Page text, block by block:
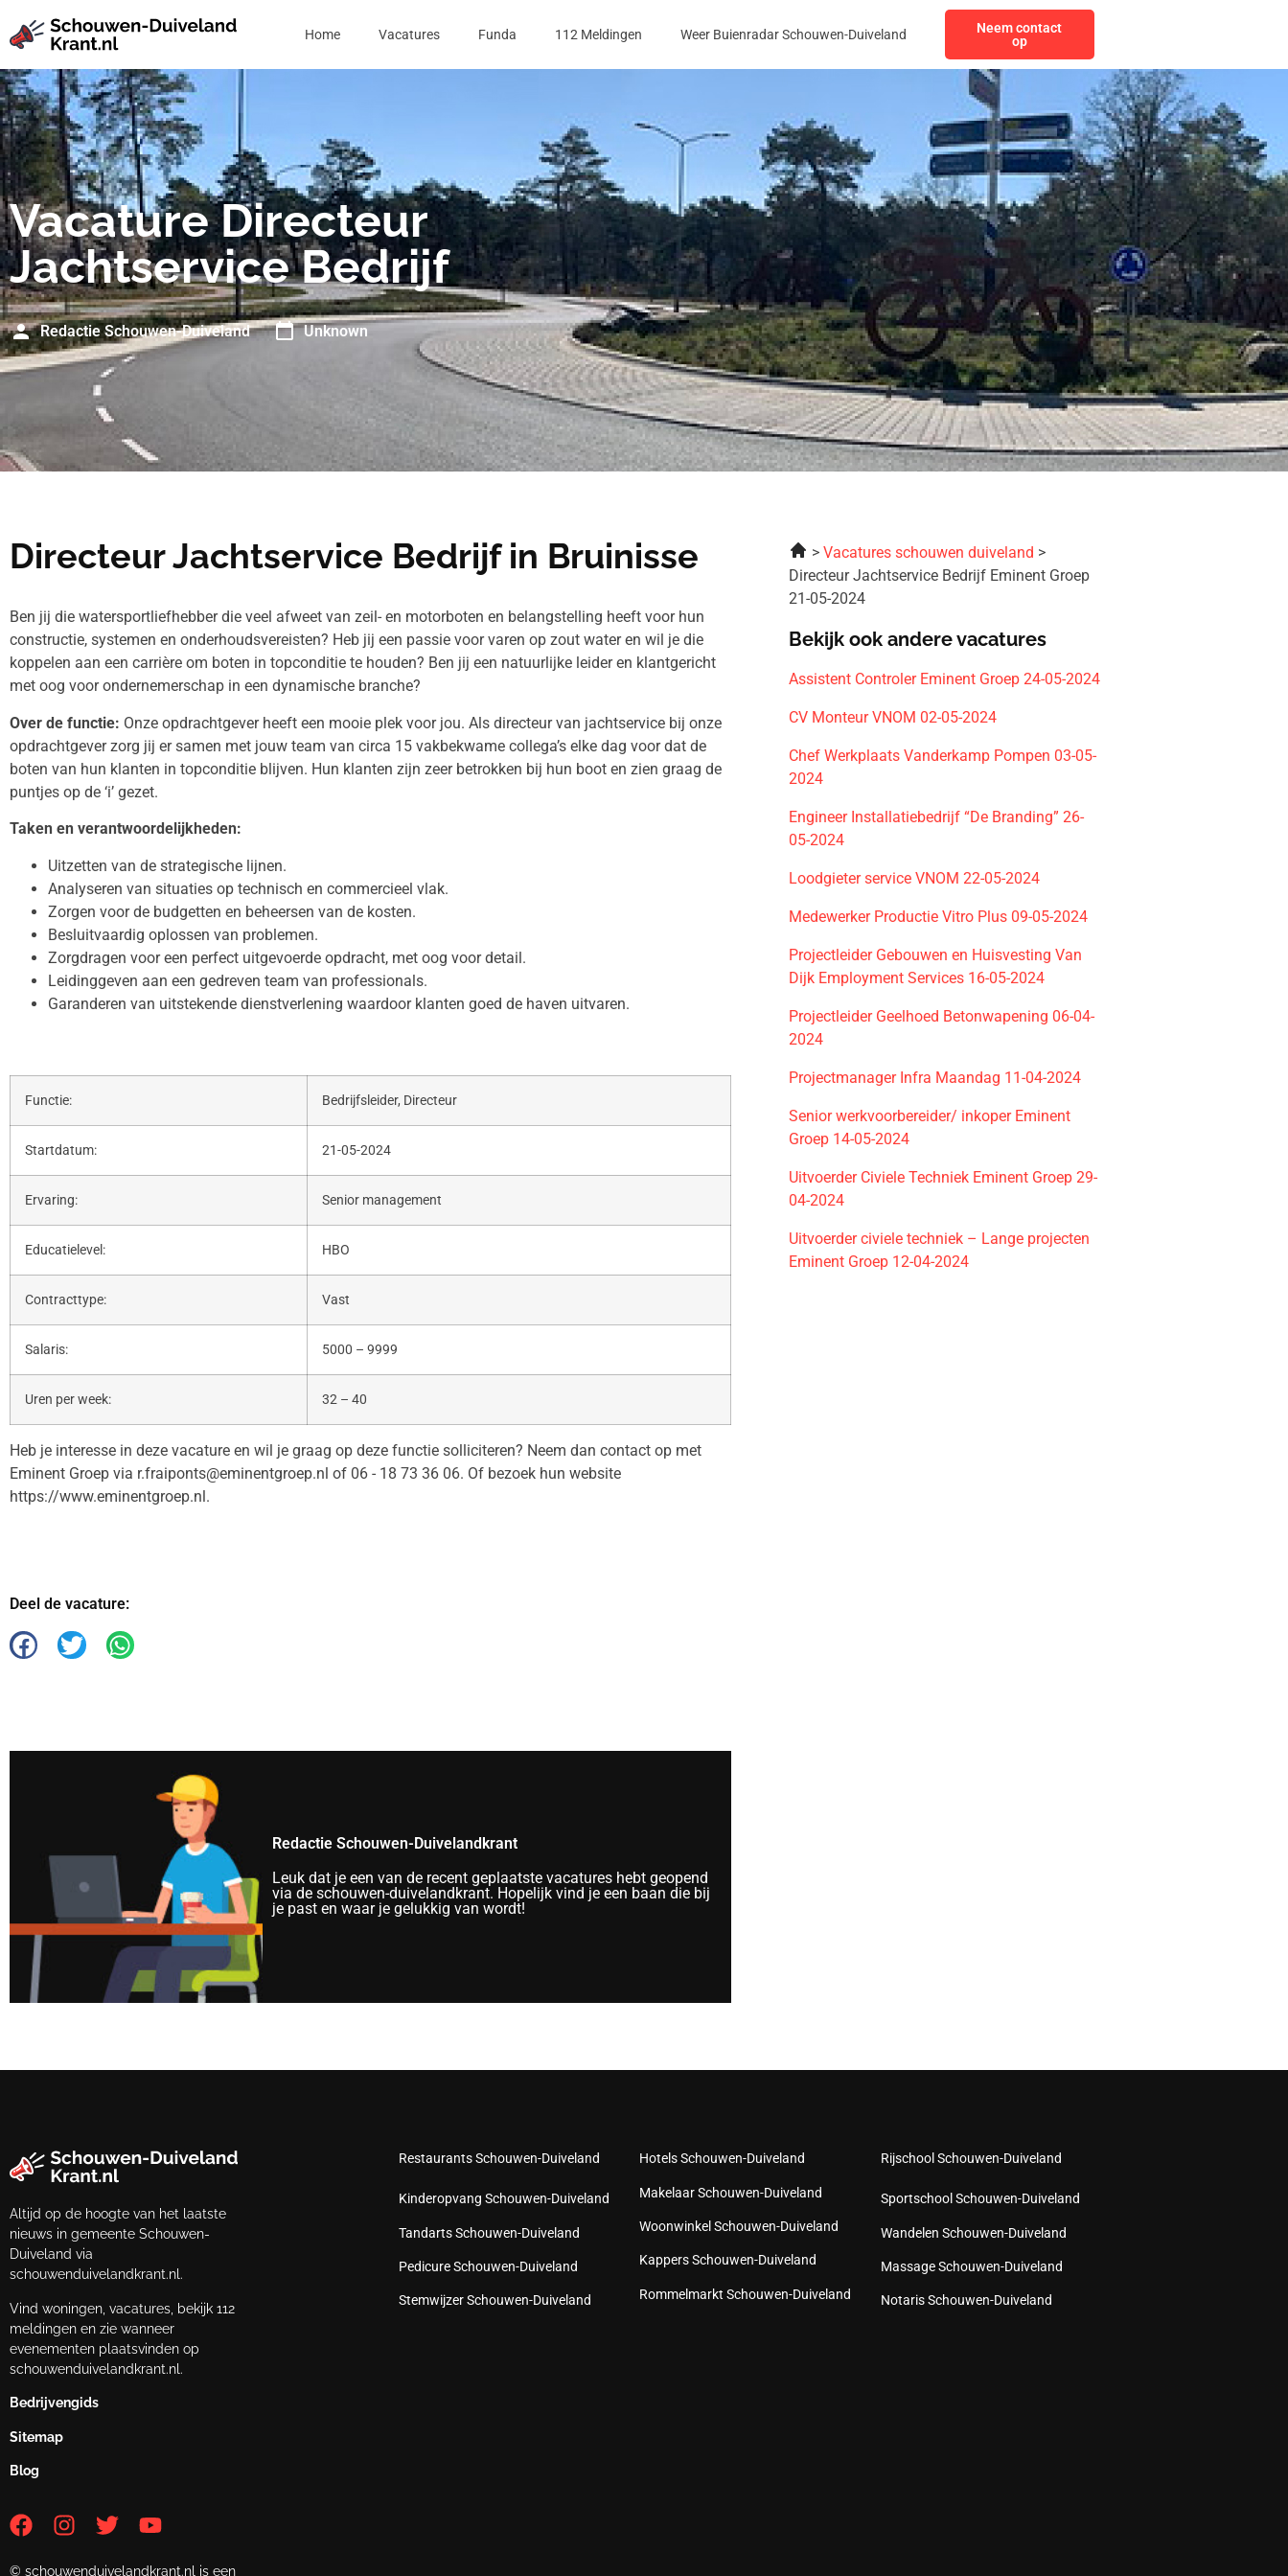
Home Vacatures Funda 112 Meldingen Weer Buienradar Schouwen-Duiveland
Neem contact
op
Vacature Directeur
Jachtservice Bedrijf
Redactie Schouwen-Duiveland Unknown
Directeur Jachtservice Bedrijf in Bruinisse
Ben jij die watersportliefhebber die veel afweet van zeil- en motorboten en belangstelling heeft voor hun
constructie, systemen en onderhoudsvereisten? Heb jij een passie voor varen op zout water en wil je die
koppelen aan een carrière om boten in topconditie te houden? Ben jij een natuurlijke leider en klantgericht
met oog voor ondernemerschap in een dynamische branche?
Over de functie: Onze opdrachtgever heeft een mooie plek voor jou. Als directeur van jachtservice bij onze
opdrachtgever zorg jij er samen met jouw team van circa 15 vakbekwame collega’s elke dag voor dat de
boten van hun klanten in topconditie blijven. Hun klanten zijn zeer betrokken bij hun boot en zien graag de
puntjes op de ‘i’ gezet.
Taken en verantwoordelijkheden:
Uitzetten van de strategische lijnen.
Analyseren van situaties op technisch en commercieel vlak.
Zorgen voor de budgetten en beheersen van de kosten.
Besluitvaardig oplossen van problemen.
Zorgdragen voor een perfect uitgevoerde opdracht, met oog voor detail.
Leidinggeven aan een gedreven team van professionals.
Garanderen van uitstekende dienstverlening waardoor klanten goed de haven uitvaren.
Functie: Bedrijfsleider, Directeur
Startdatum: 21-05-2024
Ervaring: Senior management
Educatielevel: HBO
Contracttype: Vast
Salaris: 5000 – 9999
Uren per week: 32 – 40
Heb je interesse in deze vacature en wil je graag op deze functie solliciteren? Neem dan contact op met
Eminent Groep via r.fraiponts@eminentgroep.nl of 06 - 18 73 36 06. Of bezoek hun website
https://www.eminentgroep.nl.
Deel de vacature:
Redactie Schouwen-Duivelandkrant
Leuk dat je een van de recent geplaatste vacatures hebt geopend
via de schouwen-duivelandkrant. Hopelijk vind je een baan die bij
je past en waar je gelukkig van wordt!
Vacatures schouwen duiveland
Directeur Jachtservice Bedrijf Eminent Groep
21-05-2024
Bekijk ook andere vacatures
Assistent Controler Eminent Groep 24-05-2024
CV Monteur VNOM 02-05-2024
Chef Werkplaats Vanderkamp Pompen 03-05-
2024
Engineer Installatiebedrijf “De Branding” 26-
05-2024
Loodgieter service VNOM 22-05-2024
Medewerker Productie Vitro Plus 09-05-2024
Projectleider Gebouwen en Huisvesting Van
Dijk Employment Services 16-05-2024
Projectleider Geelhoed Betonwapening 06-04-
2024
Projectmanager Infra Maandag 11-04-2024
Senior werkvoorbereider/ inkoper Eminent
Groep 14-05-2024
Uitvoerder Civiele Techniek Eminent Groep 29-
04-2024
Uitvoerder civiele techniek – Lange projecten
Eminent Groep 12-04-2024
Altijd op de hoogte van het laatste
nieuws in gemeente Schouwen-
Duiveland via
schouwenduivelandkrant.nl.
Vind woningen, vacatures, bekijk 112
meldingen en zie wanneer
evenementen plaatsvinden op
schouwenduivelandkrant.nl.
Bedrijvengids
Sitemap
Blog
© schouwenduivelandkrant.nl is een
Restaurants Schouwen-Duiveland
Kinderopvang Schouwen-Duiveland
Tandarts Schouwen-Duiveland
Pedicure Schouwen-Duiveland
Stemwijzer Schouwen-Duiveland
Hotels Schouwen-Duiveland
Makelaar Schouwen-Duiveland
Woonwinkel Schouwen-Duiveland
Kappers Schouwen-Duiveland
Rommelmarkt Schouwen-Duiveland
Rijschool Schouwen-Duiveland
Sportschool Schouwen-Duiveland
Wandelen Schouwen-Duiveland
Massage Schouwen-Duiveland
Notaris Schouwen-Duiveland